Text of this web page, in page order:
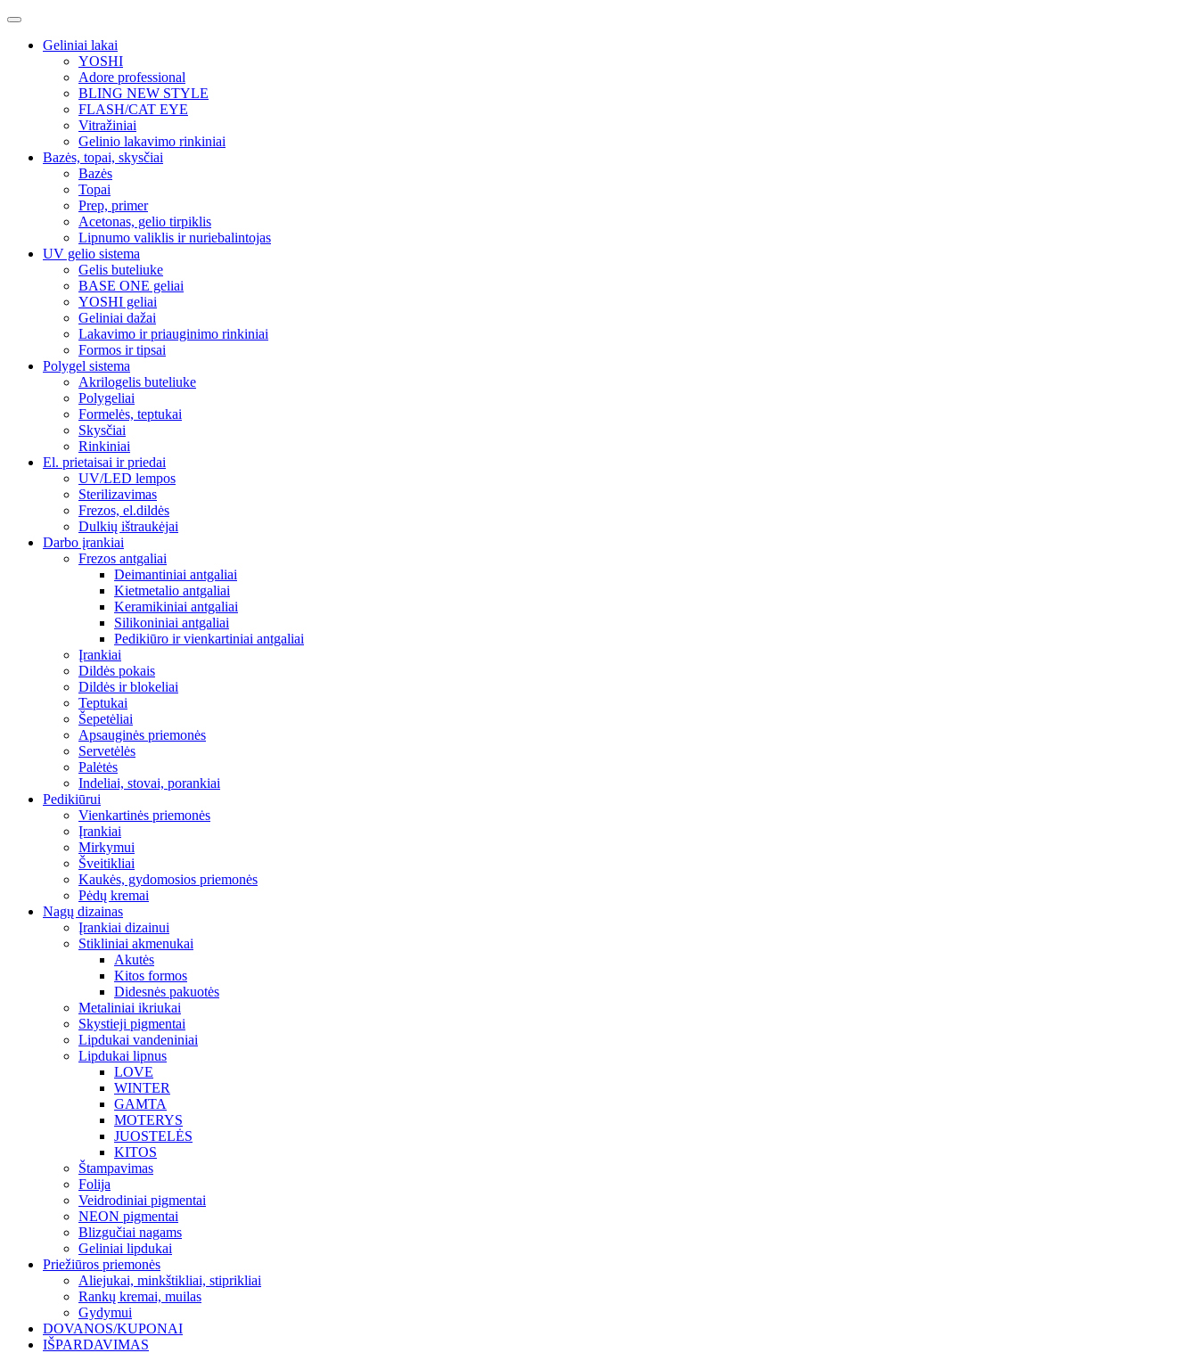
Geliniai lakai
YOSHI
Adore professional
BLING NEW STYLE
FLASH/CAT EYE
Vitražiniai
Gelinio lakavimo rinkiniai
Bazės, topai, skysčiai
Bazės
Topai
Prep, primer
Acetonas, gelio tirpiklis
Lipnumo valiklis ir nuriebalintojas
UV gelio sistema
Gelis buteliuke
BASE ONE geliai
YOSHI geliai
Geliniai dažai
Lakavimo ir priauginimo rinkiniai
Formos ir tipsai
Polygel sistema
Akrilogelis buteliuke
Polygeliai
Formelės, teptukai
Skysčiai
Rinkiniai
El. prietaisai ir priedai
UV/LED lempos
Sterilizavimas
Frezos, el.dildės
Dulkių ištraukėjai
Darbo įrankiai
Frezos antgaliai
Deimantiniai antgaliai
Kietmetalio antgaliai
Keramikiniai antgaliai
Silikoniniai antgaliai
Pedikiūro ir vienkartiniai antgaliai
Įrankiai
Dildės pokais
Dildės ir blokeliai
Teptukai
Šepetėliai
Apsauginės priemonės
Servetėlės
Palėtės
Indeliai, stovai, porankiai
Pedikiūrui
Vienkartinės priemonės
Įrankiai
Mirkymui
Šveitikliai
Kaukės, gydomosios priemonės
Pėdų kremai
Nagų dizainas
Įrankiai dizainui
Stikliniai akmenukai
Akutės
Kitos formos
Didesnės pakuotės
Metaliniai ikriukai
Skystieji pigmentai
Lipdukai vandeniniai
Lipdukai lipnus
LOVE
WINTER
GAMTA
MOTERYS
JUOSTELĖS
KITOS
Štampavimas
Folija
Veidrodiniai pigmentai
NEON pigmentai
Blizgučiai nagams
Geliniai lipdukai
Priežiūros priemonės
Aliejukai, minkštikliai, stiprikliai
Rankų kremai, muilas
Gydymui
DOVANOS/KUPONAI
IŠPARDAVIMAS